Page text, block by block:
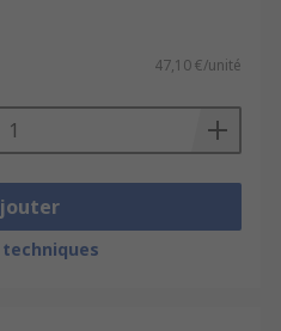
47,10 €/unité
techniques